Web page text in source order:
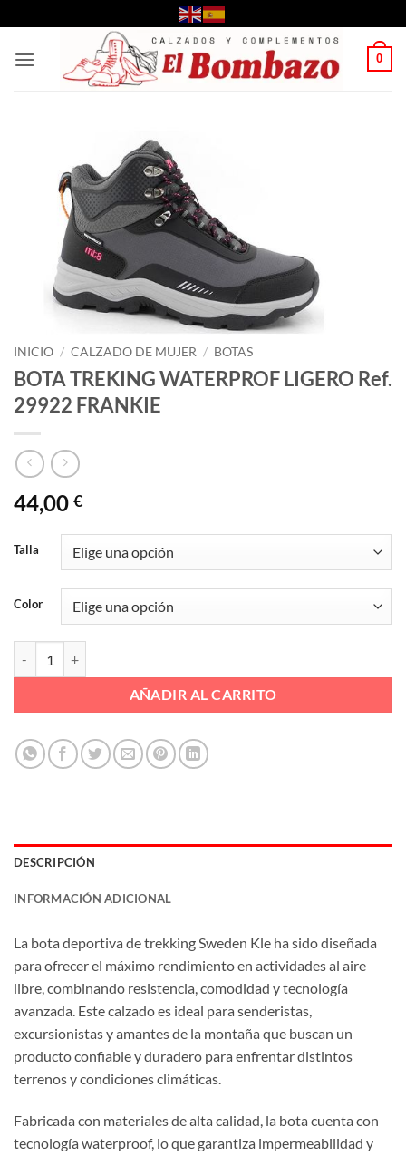
al
contenido
0
INICIO / CALZADO DE MUJER / BOTAS
BOTA TREKING WATERPROF LIGERO Ref.
29922 FRANKIE
44,00 €
Talla
Color
AÑADIR AL CARRITO
DESCRIPCIÓN
INFORMACIÓN ADICIONAL
La bota deportiva de trekking Sweden Kle ha sido diseñada
para ofrecer el máximo rendimiento en actividades al aire
libre, combinando resistencia, comodidad y tecnología
avanzada. Este calzado es ideal para senderistas,
excursionistas y amantes de la montaña que buscan un
producto confiable y duradero para enfrentar distintos
terrenos y condiciones climáticas.
Fabricada con materiales de alta calidad, la bota cuenta con
tecnología waterproof, lo que garantiza impermeabilidad y